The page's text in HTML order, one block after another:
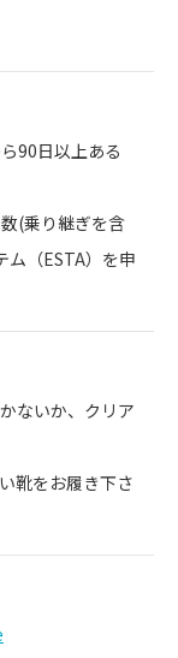
90日以上ある
(乗り継ぎを含
ム（ESTA）を申
ないか、クリア
靴をお履き下さ